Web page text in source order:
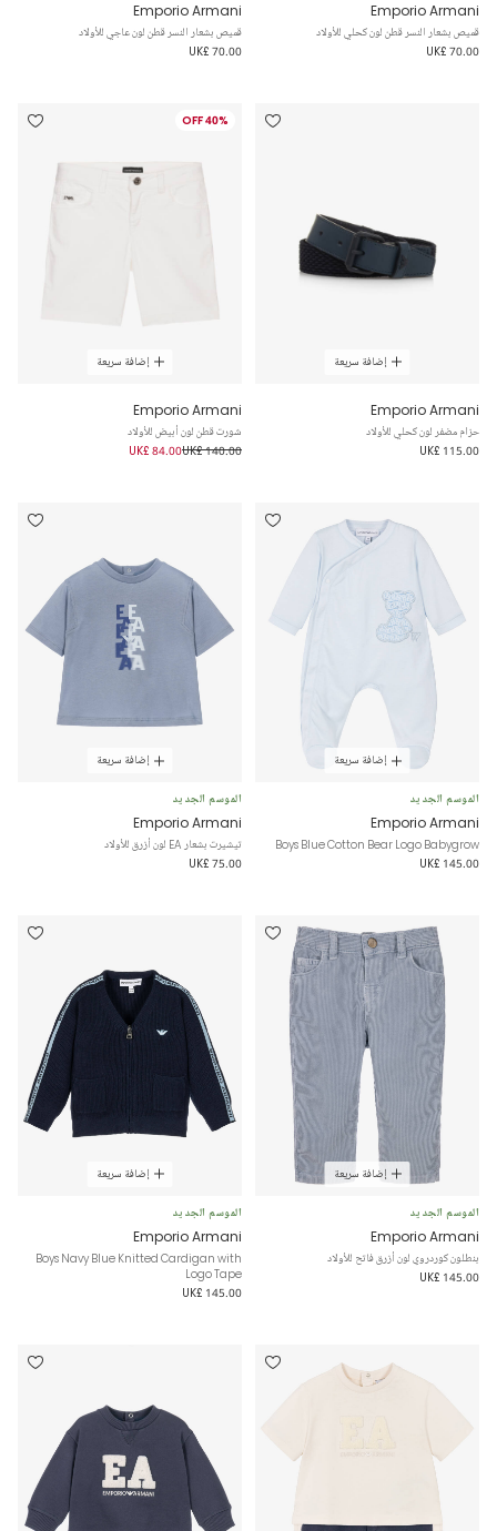
Emporio Armani
قميص بشعار النسر قطن لون كحلي للأولاد
UK£ 70.00
Emporio Armani
قميص بشعار النسر قطن لون عاجي للأولاد
UK£ 70.00
إضافة سريعة
Emporio Armani
حزام مضفر لون كحلي للأولاد
UK£ 115.00
40% OFF
إضافة سريعة
Emporio Armani
شورت قطن لون أبيض للأولاد
UK£ 140.00
UK£ 84.00
إضافة سريعة
الموسم الجديد
Emporio Armani
Boys Blue Cotton Bear Logo Babygrow
UK£ 145.00
إضافة سريعة
الموسم الجديد
Emporio Armani
تيشيرت بشعار EA لون أزرق للأولاد
UK£ 75.00
إضافة سريعة
الموسم الجديد
Emporio Armani
بنطلون كوردروي لون أزرق فاتح للأولاد
UK£ 145.00
إضافة سريعة
الموسم الجديد
Emporio Armani
Boys Navy Blue Knitted Cardigan with
Logo Tape
UK£ 145.00